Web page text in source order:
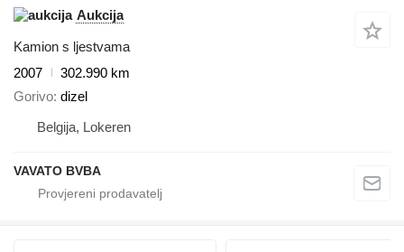
Aukcija
Kamion s ljestvama
2007
302.990 km
Gorivo dizel
Belgija, Lokeren
VAVATO BVBA